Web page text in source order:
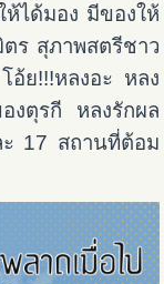
ได้มอง มีของให้
ร สุภาพสตรีชาว
อ้ย!!!หลงอะ หลง
งตุรกี หลงรักผล
ะ 17 สถานที่ต้อม